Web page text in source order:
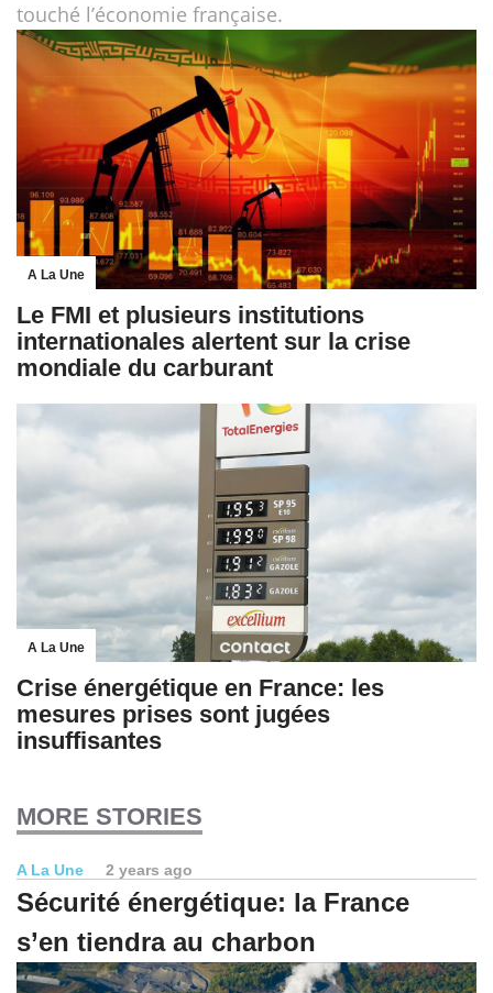
touché l’économie française.
A La Une
Le FMI et plusieurs institutions
internationales alertent sur la crise
mondiale du carburant
A La Une
Crise énergétique en France: les
mesures prises sont jugées
insuffisantes
MORE STORIES
A La Une 2 years ago
Sécurité énergétique: la France
s’en tiendra au charbon